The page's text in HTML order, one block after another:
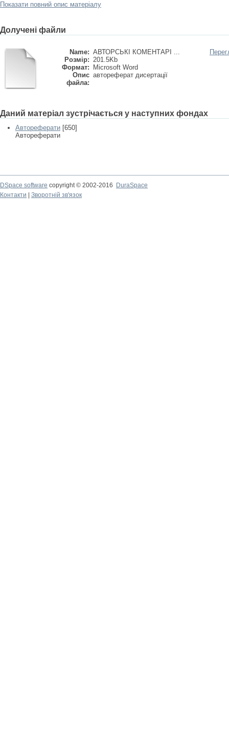
Показати повний опис матеріалу
Долучені файли
Name: АВТОРСЬКІ КОМЕНТАРІ ...
Розмір: 201.5Kb
Формат:
Microsoft Word
Опис
файла:
автореферат дисертації
Даний матеріал зустрічається у наступних фондах
Автореферати [650]
Автореферати
DSpace software copyright © 2002-2016
DuraSpace
Контакти
Зворотній зв'язок